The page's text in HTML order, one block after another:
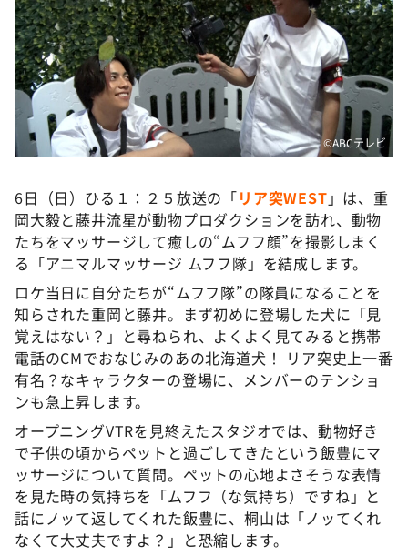
探偵！ナイトスクープ
news おかえり
河合＆A.B.C-Z塚田×福井アナ「なんでやねん！？」
（news おかえり）
DAIGOも台所 ～きょうの献立 何にする？～
本日はダイアンなり！シーズン２
教えて！ニュースライブ 正義のミカタ
ＬＩＦＥ～夢のカタチ～
新婚さんいらっしゃい！
ポツンと一軒家
ザキ山小屋本館
ぺこぱのまるスポ
アナ回覧板
©️ABCテレビ
6日（日）ひる１：２５放送の「リア突WEST 」は、重
岡大毅と藤井流星が動物プロダクションを訪れ、動物
たちをマッサージして癒しの“ムフフ顔”を撮影しまく
る「アニマルマッサージ ムフフ隊」を結成します。
ロケ当日に自分たちが“ムフフ隊”の隊員になることを
知らされた重岡と藤井。まず初めに登場した犬に「見
覚えはない？」と尋ねられ、よくよく見てみると携帯
電話のCMでおなじみのあの北海道犬！ リア突史上一番
有名？なキャラクターの登場に、メンバーのテンショ
ンも急上昇します。
オープニングVTRを見終えたスタジオでは、動物好き
で子供の頃からペットと過ごしてきたという飯豊にマ
ッサージについて質問。ペットの心地よさそうな表情
を見た時の気持ちを「ムフフ（な気持ち）ですね」と
話にノッて返してくれた飯豊に、桐山は「ノッてくれ
なくて大丈夫ですよ？」と恐縮します。